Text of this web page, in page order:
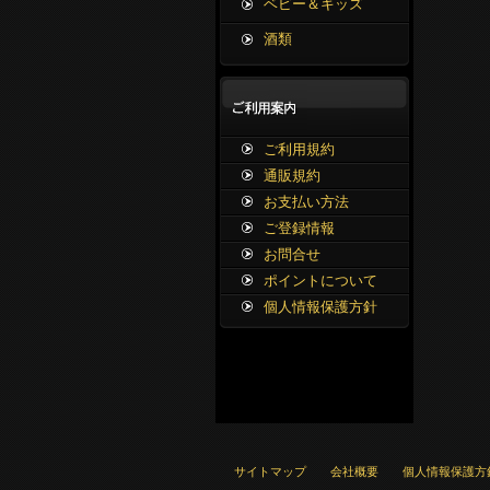
ベビー＆キッズ
酒類
ご利用規約
通販規約
お支払い方法
ご登録情報
お問合せ
ポイントについて
個人情報保護方針
サイトマップ 会社概要 個人情報保護方